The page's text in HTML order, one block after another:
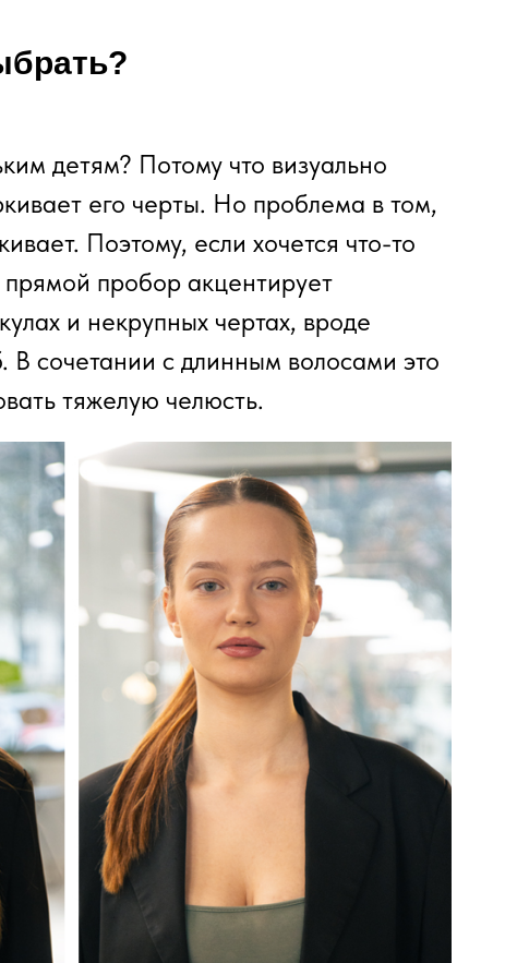
детям? Потому что визуально
его черты. Но проблема в том,
Поэтому, если хочется что-то
пробор акцентирует
и некрупных чертах, вроде
В сочетании с длинным волосами это
тяжелую челюсть.